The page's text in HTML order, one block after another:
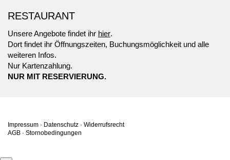
RESTAURANT
Unsere Angebote findet ihr hier.
Dort findet ihr Öffnungszeiten, Buchungsmöglichkeit und alle
weiteren Infos.
Nur Kartenzahlung.
NUR MIT RESERVIERUNG.
Impressum · Datenschutz · Widerrufsrecht
AGB · Stornobedingungen